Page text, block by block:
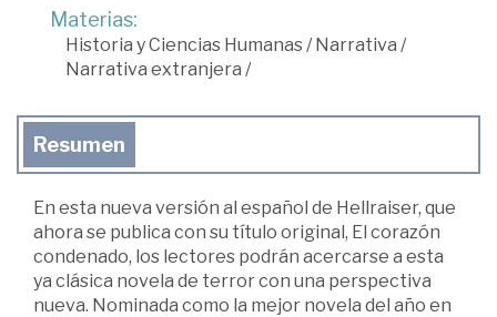
Materias:
Historia y Ciencias Humanas /Narrativa /
Narrativa extranjera /
Resumen
En esta nueva versión al español de Hellraiser, que
ahora se publica con su título original, El corazón
condenado, los lectores podrán acercarse a esta
ya clásica novela de terror con una perspectiva
nueva. Nominada como la mejor novela del año en